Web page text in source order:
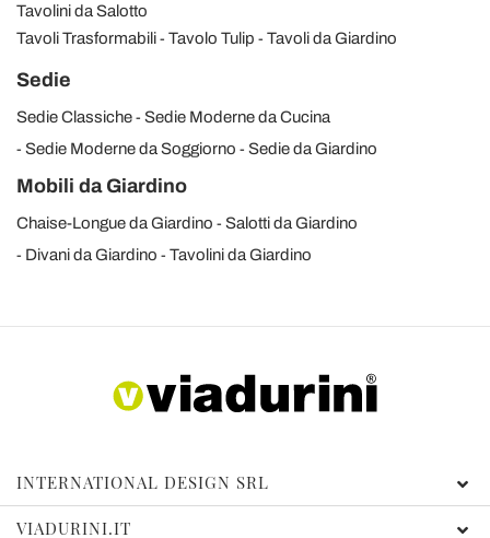
Tavolini da Salotto
Tavoli Trasformabili
Tavolo Tulip Tavoli da Giardino
Sedie
Sedie Classiche
Sedie Moderne da Cucina
Sedie Moderne da Soggiorno
Sedie da Giardino
Mobili da Giardino
Chaise-Longue da Giardino
Salotti da Giardino
Divani da Giardino
Tavolini da Giardino
INTERNATIONAL DESIGN SRL
VIADURINI.IT